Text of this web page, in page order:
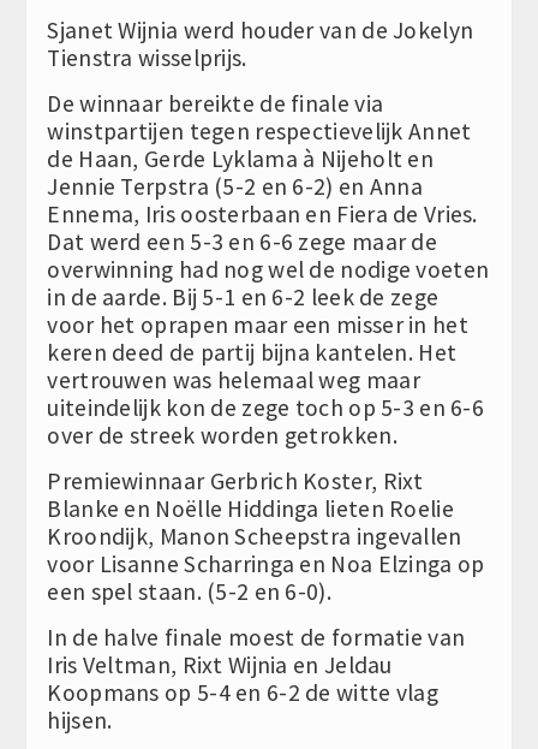
Sjanet Wijnia werd houder van de Jokelyn
Tienstra wisselprijs.
De winnaar bereikte de finale via
winstpartijen tegen respectievelijk Annet
de Haan, Gerde Lyklama à Nijeholt en
Jennie Terpstra (5-2 en 6-2) en Anna
Ennema, Iris oosterbaan en Fiera de Vries.
Dat werd een 5-3 en 6-6 zege maar de
overwinning had nog wel de nodige voeten
in de aarde. Bij 5-1 en 6-2 leek de zege
voor het oprapen maar een misser in het
keren deed de partij bijna kantelen. Het
vertrouwen was helemaal weg maar
uiteindelijk kon de zege toch op 5-3 en 6-6
over de streek worden getrokken.
Premiewinnaar Gerbrich Koster, Rixt
Blanke en Noëlle Hiddinga lieten Roelie
Kroondijk, Manon Scheepstra ingevallen
voor Lisanne Scharringa en Noa Elzinga op
een spel staan. (5-2 en 6-0).
In de halve finale moest de formatie van
Iris Veltman, Rixt Wijnia en Jeldau
Koopmans op 5-4 en 6-2 de witte vlag
hijsen.